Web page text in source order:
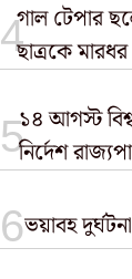
গাল টেপার
ছাত্রকে
১৪ আগস্ট
নির্দেশ